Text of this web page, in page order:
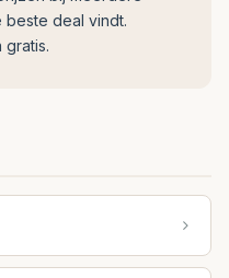
beste deal vindt.
gratis.